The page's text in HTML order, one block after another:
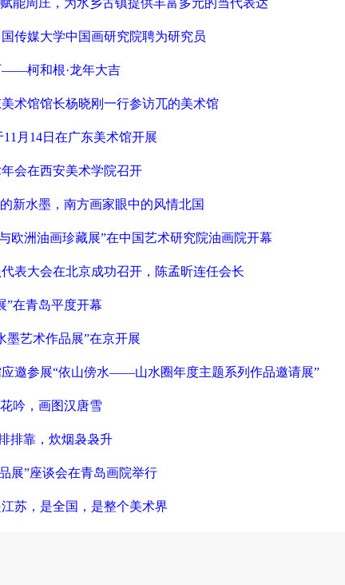
能周庄，为水乡古镇提供丰富多元的当代表达
传媒大学中国画研究院聘为研究员
——柯和根·龙年大吉
术馆馆长杨晓刚一行参访兀的美术馆
月14日在广东美术馆开展
会在西安美术学院召开
新水墨，南方画家眼中的风情北国
洲油画珍藏展”在中国艺术研究院油画院开幕
表大会在北京成功召开，陈孟昕连任会长
在青岛平度开幕
艺术作品展”在京开展
邀参展“依山傍水——山水圈年度主题系列作品邀请展”
吟，画图汉唐雪
排靠，炊烟袅袅升
展”座谈会在青岛画院举行
苏，是全国，是整个美术界